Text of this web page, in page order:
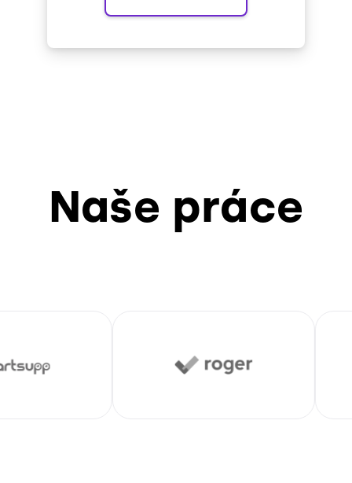
Naše práce